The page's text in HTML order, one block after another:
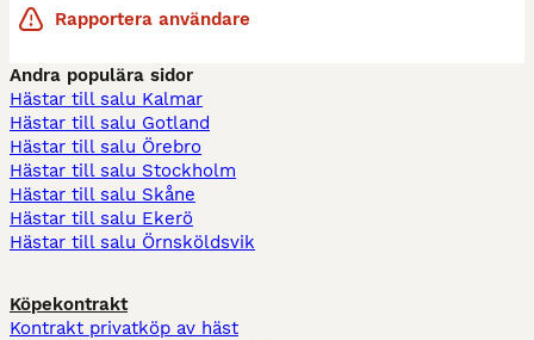
Rapportera användare
Andra populära sidor
Hästar till salu Kalmar
Hästar till salu Gotland
Hästar till salu Örebro
Hästar till salu Stockholm
Hästar till salu Skåne
Hästar till salu Ekerö
Hästar till salu Örnsköldsvik
Köpekontrakt
Kontrakt privatköp av häst